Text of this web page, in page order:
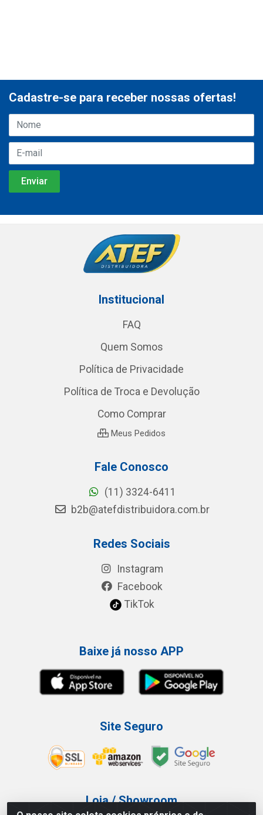
Cadastre-se para receber nossas ofertas!
Institucional
FAQ
Quem Somos
Política de Privacidade
Política de Troca e Devolução
Como Comprar
Meus Pedidos
Fale Conosco
(11) 3324-6411
b2b@atefdistribuidora.com.br
Redes Sociais
Instagram
Facebook
TikTok
Baixe já nosso APP
Site Seguro
Loja / Showroom